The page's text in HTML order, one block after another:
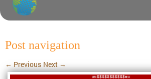
Post navigation
← Previous Next →